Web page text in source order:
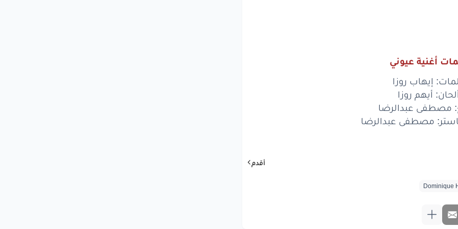
عيوني
تشوفك
وينك عني
أغنية عيوني
إيهاب روزا
أيهم روزا
مصطفى عبدالرضا
مصطفى عبدالرضا
أقدم